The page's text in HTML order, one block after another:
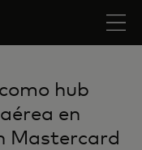
hub
en
Mastercard